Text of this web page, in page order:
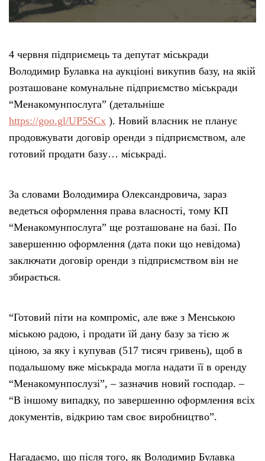
4 червня підприємець та депутат міськради
Володимир Булавка на аукціоні викупив базу, на якій
розташоване комунальне підприємство міськради
“Менакомунпослуга” (детальніше
https://goo.gl/UP5SCx ). Новий власник не планує
продовжувати договір оренди з підприємством, але
готовий продати базу… міськраді.
За словами Володимира Олександровича, зараз
ведеться оформлення права власності, тому КП
“Менакомунпослуга” ще розташоване на базі. По
завершенню оформлення (дата поки що невідома)
заключати договір оренди з підприємством він не
збирається.
“Готовий піти на компроміс, але вже з Менською
міською радою, і продати їй дану базу за тією ж
ціною, за яку і купував (517 тисяч гривень), щоб в
подальшому вже міськрада могла надати її в оренду
“Менакомунпослузі”, – зазначив новий господар. –
“В іншому випадку, по завершенню оформлення всіх
документів, відкрию там своє виробництво”.
Нагадаємо, що після того, як Володимир Булавка